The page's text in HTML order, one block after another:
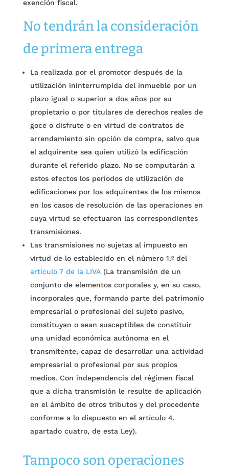
exención fiscal.
No tendrán la consideración
de primera entrega
La realizada por el promotor después de la
utilización ininterrumpida del inmueble por un
plazo igual o superior a dos años por su
propietario o por titulares de derechos reales de
goce o disfrute o en virtud de contratos de
arrendamiento sin opción de compra, salvo que
el adquirente sea quien utilizó la edificación
durante el referido plazo. No se computarán a
estos efectos los períodos de utilización de
edificaciones por los adquirentes de los mismos
en los casos de resolución de las operaciones en
cuya virtud se efectuaron las correspondientes
transmisiones.
Las transmisiones no sujetas al impuesto en
virtud de lo establecido en el número 1.º del
artículo 7 de la LIVA(La transmisión de un
conjunto de elementos corporales y, en su caso,
incorporales que, formando parte del patrimonio
empresarial o profesional del sujeto pasivo,
constituyan o sean susceptibles de constituir
una unidad económica autónoma en el
transmitente, capaz de desarrollar una actividad
empresarial o profesional por sus propios
medios. Con independencia del régimen fiscal
que a dicha transmisión le resulte de aplicación
en el ámbito de otros tributos y del procedente
conforme a lo dispuesto en el artículo 4,
apartado cuatro, de esta Ley).
Tampoco son operaciones